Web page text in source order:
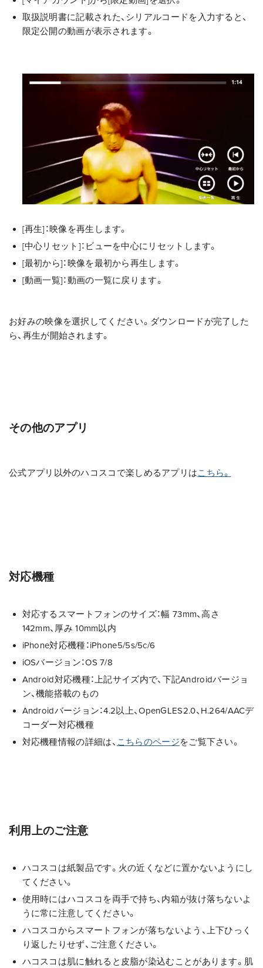
取扱説明書に記載された、シリアルコードを入力すると、
限定公開の動画が表示されます。
[再生]：映像を再生します。
[中心リセット]：ビューを中心にリセットします。
[最初から]：映像を最初から再生します。
[動画一覧]：動画の一覧に戻ります。
お好みの映像を選択してください。ダウンロードが完了した
ら、再生が開始されます。
その他のアプリ
公式アプリ以外のハコスコで楽しめるアプリはこちら。
対応機種
対応するスマートフォンのサイズ：幅 73mm、高さ
142mm、厚み 10mm以内
iPhone対応機種：iPhone5/5s/5c/6
iOSバージョン：OS 7/8
Android対応機種：上記サイズ内で、下記Androidバージョ
ン、機能搭載のもの
Androidバージョン：4.2以上、OpenGLES2.0、H.264/AACデ
コーダー対応機種
対応機種情報の詳細は、 こちらのページをご覧下さい。
利用上のご注意
ハコスコは紙製品です。火の近くなどに置かないようにし
てください。
使用時にはハコスコを両手で持ち、内箱が抜け落ちないよ
うに常に注意してください。
ハコスコからスマートフォンが落ちないよう、上下ひっく
り返したりせず、ご注意ください。
ハコスコは肌に触れると皮脂が染込むことがあります。肌